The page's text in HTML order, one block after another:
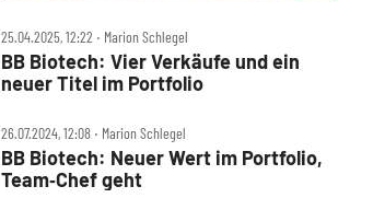
25.04.2025, 12:22 ‧ Marion Schlegel
BB Biotech: Vier Verkäufe und ein
neuer Titel im Portfolio
26.07.2024, 12:08 ‧ Marion Schlegel
BB Biotech: Neuer Wert im Portfolio,
Team‑Chef geht